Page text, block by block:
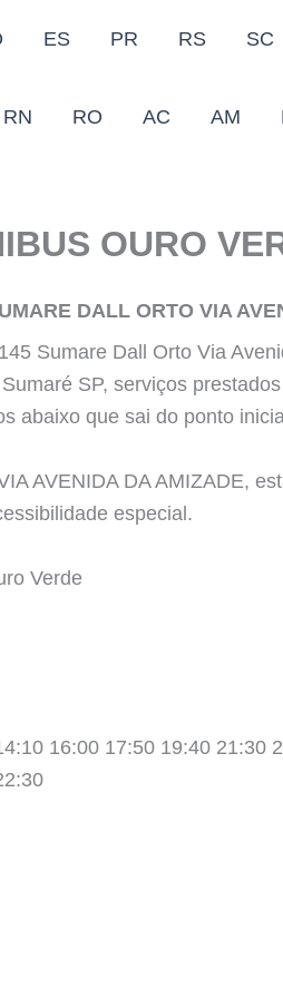
ES PR RS SC
RN RO AC AM
OURO
DALL ORTO VIA
Sumare Dall Orto Via
SP, serviços
abaixo que sai do ponto
AVENIDA DA AMIZADE,
especial.
Verde
16:00 17:50 19:40 21:30